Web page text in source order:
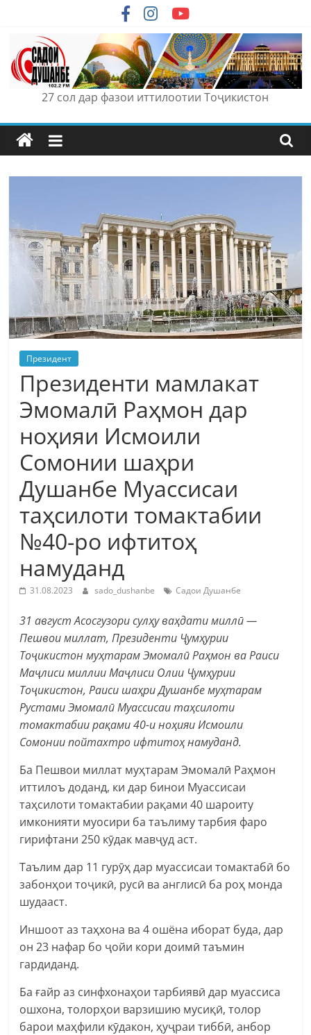
content
27 сол дар фазои иттилоотии Тоҷикистон
Президент
Президенти мамлакат
Эмомалӣ Раҳмон дар
ноҳияи Исмоили
Сомонии шаҳри
Душанбе Муассисаи
таҳсилоти томактабии
№40-ро ифтитоҳ
намуданд
31.08.2023 sado_dushanbe Садои Душанбе
31 август Асосгузори сулҳу ваҳдати миллӣ —
Пешвои миллат, Президенти Ҷумҳурии
Тоҷикистон муҳтарам Эмомалӣ Раҳмон ва Раиси
Маҷлиси миллии Маҷлиси Олии Ҷумҳурии
Тоҷикистон, Раиси шаҳри Душанбе муҳтарам
Рустами Эмомалӣ Муассисаи таҳсилоти
томактабии рақами 40-и ноҳияи Исмоили
Сомонии пойтахтро ифтитоҳ намуданд.
Ба Пешвои миллат муҳтарам Эмомалӣ Раҳмон
иттилоъ доданд, ки дар бинои Муассисаи
таҳсилоти томактабии рақами 40 шароиту
имконияти муосири ба таълиму тарбия фаро
гирифтани 250 кӯдак мавҷуд аст.
Таълим дар 11 гурӯҳ дар муассисаи томактабӣ бо
забонҳои тоҷикӣ, русӣ ва англисӣ ба роҳ монда
шудааст.
Иншоот аз таҳхона ва 4 ошёна иборат буда, дар
он 23 нафар бо ҷойи кори доимӣ таъмин
гардиданд.
Ба ғайр аз синфхонаҳои тарбиявӣ дар муассиса
ошхона, толорҳои варзишию мусиқӣ, толор
барои маҳфили кӯдакон, ҳуҷраи тиббӣ, анбор